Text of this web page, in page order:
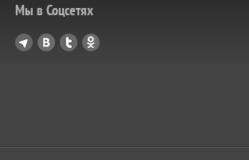
Мы в Соцсетях